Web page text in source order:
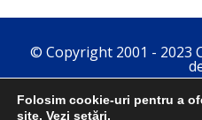
© Copyright 2001 - 2023
Folosim cookie-uri pentru a
site. Vezi setări.